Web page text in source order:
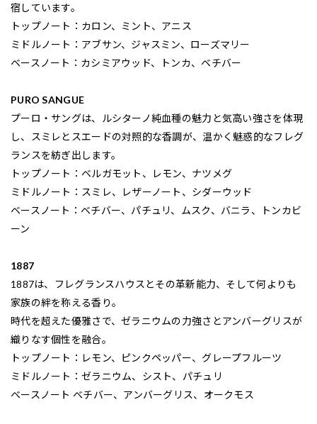
宿しています。
トップノート：カロン、ミント、アニス
ミドルノート：アブサン、ジャスミン、ローズマリー
ベースノート：カシミアウッド、トンカ、ベチバー
PURO SANGUE
プーロ・サングは、ルシターノ純血種の魅力と気高い強さを体現
し、スミレとスエードの対照的な香調が、温かく魅惑的なフレグ
ランスを紡ぎ出します。
トップノート：ベルガモット、レモン、ナツメグ
ミドルノート：スミレ、レザーノート、シダーウッド
ベースノート：ベチバー、パチュリ、ムスク、バニラ、トンカビ
ーン
1887
1887は、フレグランスハウスとその革新能力、そして何よりも
家族の絆を称える香り。
時代を超えた優雅さで、ゼラニウムの力強さとアンバーグリスが
織りなす個性を融合。
トップノート：レモン、ピンクペッパー、グレープフルーツ
ミドルノート：ゼラニウム、シスト、パチュリ
ベースノート ベチバー、アンバーグリス、オークモス